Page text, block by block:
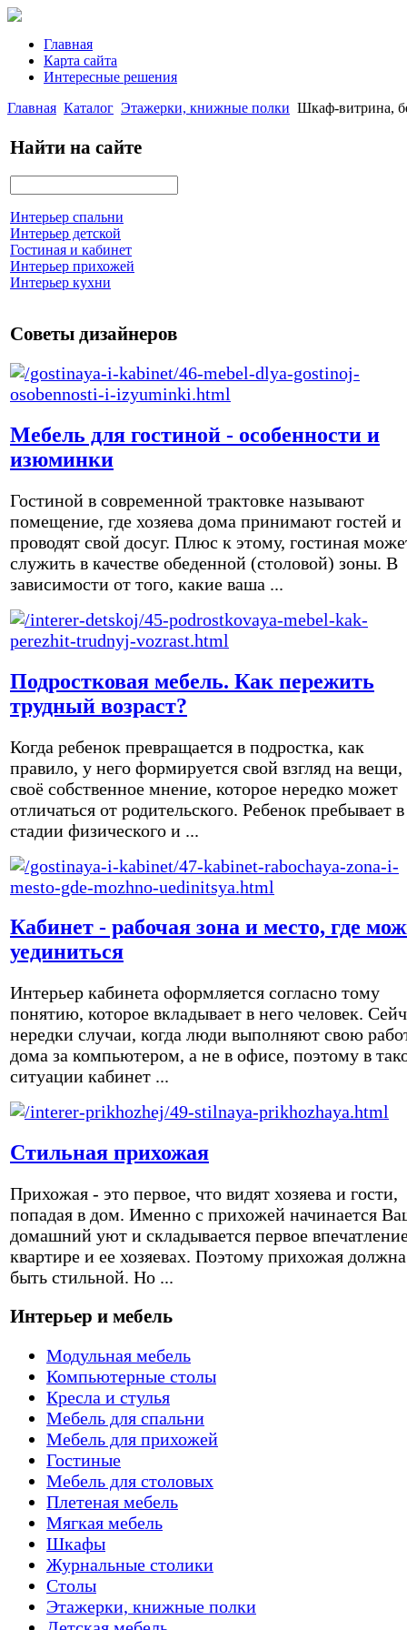
Главная
Карта сайта
Интересные решения
Главная Каталог Этажерки, книжные полки Шкаф-витрина,
Найти на сайте
Интерьер спальни
Интерьер детской
Гостиная и кабинет
Интерьер прихожей
Интерьер кухни
Советы дизайнеров
Мебель для гостиной - особенности и
изюминки
Гостиной в современной трактовке называют
помещение, где хозяева дома принимают гостей и
проводят свой досуг. Плюс к этому, гостиная
служить в качестве обеденной (столовой) зоны. В
зависимости от того, какие ваша ...
Подростковая мебель. Как пережить
трудный возраст?
Когда ребенок превращается в подростка, как
правило, у него формируется свой взгляд на вещи,
своё собственное мнение, которое нередко может
отличаться от родительского. Ребенок пребывает в
стадии физического и ...
Кабинет - рабочая зона и место, где
уединиться
Интерьер кабинета оформляется согласно тому
понятию, которое вкладывает в него человек.
нередки случаи, когда люди выполняют свою
дома за компьютером, а не в офисе, поэтому в
ситуации кабинет ...
Стильная прихожая
Прихожая - это первое, что видят хозяева и гости,
попадая в дом. Именно с прихожей начинается
домашний уют и складывается первое
квартире и ее хозяевах. Поэтому прихожая должна
быть стильной. Но ...
Интерьер и мебель
Модульная мебель
Компьютерные столы
Кресла и стулья
Мебель для спальни
Мебель для прихожей
Гостиные
Мебель для столовых
Плетеная мебель
Мягкая мебель
Шкафы
Журнальные столики
Столы
Этажерки, книжные полки